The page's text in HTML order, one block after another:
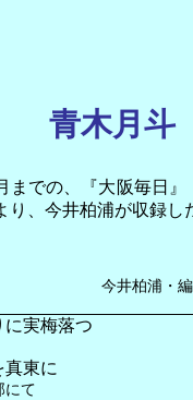
青木月
での、『大阪毎日
り、今井柏浦が収録
今井柏浦・
に実梅落つ
真東に
て